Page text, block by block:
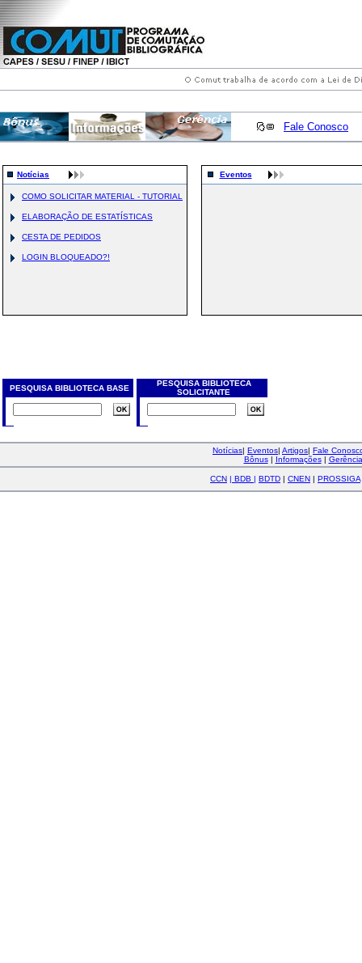
Fale Conosco
Notícias
COMO SOLICITAR MATERIAL - TUTORIAL
ELABORAÇÃO DE ESTATÍSTICAS
CESTA DE PEDIDOS
LOGIN BLOQUEADO?!
Eventos
PESQUISA BIBLIOTECA BASE
PESQUISA BIBLIOTECA
SOLICITANTE
Notícias| Eventos| Artigos| Fale
Bônus| Informações| Gerência
CCN | BDB | BDTD | CNEN | PROSSIGA